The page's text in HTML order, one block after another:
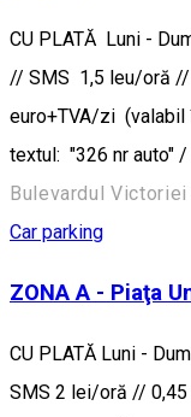
CU PLATĂ Luni -
// SMS 1,5 leu/oră
euro+TVA/zi (valabil
textul: "326 nr auto"
Bulevardul Victoriei
Car parking
ZONA A - Piaţa
CU PLATĂ Luni -
SMS 2 lei/oră //